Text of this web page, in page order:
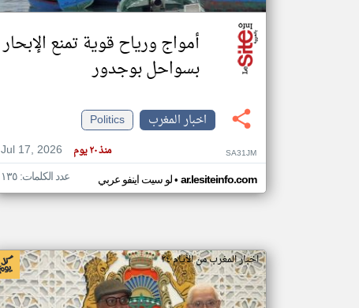
أمواج ورياح قوية تمنع الإبحار
بسواحل بوجدور
اخبار المغرب
Politics
Jul 17, 2026
منذ ٢٠ يوم SA31JM
لو سيت اينفو عربي• ar.lesiteinfo.com عدد الكلمات: ١٣٥
اخبار المغرب من الأيام ٢٤